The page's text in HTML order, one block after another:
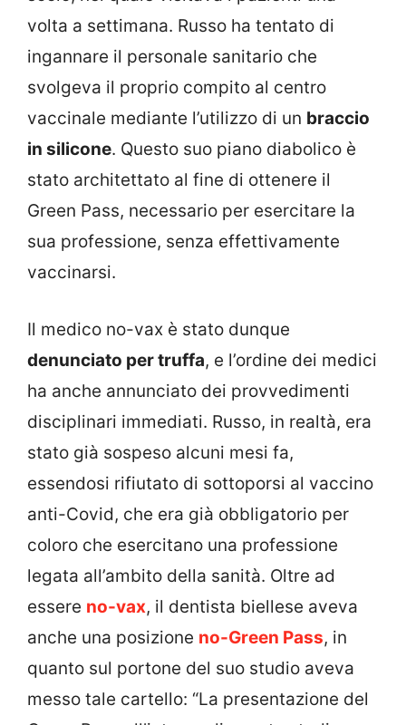
volta a settimana. Russo ha tentato di
ingannare il personale sanitario che
svolgeva il proprio compito al centro
vaccinale mediante l’utilizzo di un braccio
in silicone. Questo suo piano diabolico è
stato architettato al fine di ottenere il
Green Pass, necessario per esercitare la
sua professione, senza effettivamente
vaccinarsi.
Il medico no-vax è stato dunque
denunciato per truffa, e l’ordine dei medici
ha anche annunciato dei provvedimenti
disciplinari immediati. Russo, in realtà, era
stato già sospeso alcuni mesi fa,
essendosi rifiutato di sottoporsi al vaccino
anti-Covid, che era già obbligatorio per
coloro che esercitano una professione
legata all’ambito della sanità. Oltre ad
essere no-vax, il dentista biellese aveva
anche una posizione no-Green Pass, in
quanto sul portone del suo studio aveva
messo tale cartello: “La presentazione del